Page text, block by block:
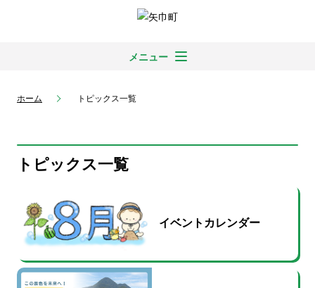
メニュー
ホーム トピックス一覧
トピックス一覧
イベントカレンダー